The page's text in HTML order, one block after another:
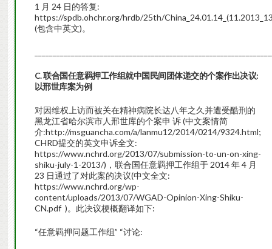
1 月 24 日的答复:
https://spdb.ohchr.org/hrdb/25th/
(包含中英文)。
C. 联合国任意羁押工作组就中国民间团体递交的个案作出决议:
以邢世库案为例
对因维权上访而被关在精神病院长达八年之久并遭受酷刑的
黑龙江省哈尔滨市人邢世库的个案申 诉 (中文案情简
介:http://msguancha.com/a/lanmu12/2014/0214/9324.html;
CHRD提交的英文申诉全文:
https://www.nchrd.org/2013/07/submission-to-un-on-xing-
shiku-july-1-2013/)，联合国任意羁押工作组于 2014 年 4 月
23 日通过了对此案的决议(中文全文:
https://www.nchrd.org/wp-
content/uploads/2013/07/WGAD-Opinion-Xing-Shiku-
CN.pdf )。此决议梗概翻译如下:
“任意羁押问题工作组” “讨论: